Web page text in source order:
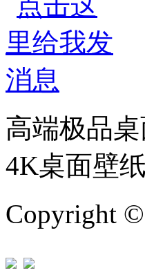
高端极品
4K桌面壁
Copyright